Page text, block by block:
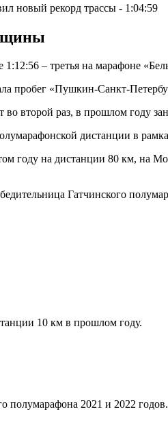
– третья на марафоне
пробег «Пушкин-Санкт-
второй раз, в прошлом году
дистанции в
на дистанции 80 км, на
Гатчинского
10 км в прошлом году.
полумарафона 2021 и 2022 годов.